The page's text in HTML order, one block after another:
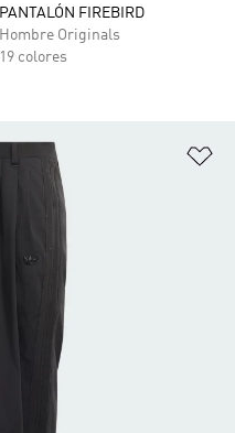
PANTALÓN FIREBIRD
Hombre Originals
19 colores